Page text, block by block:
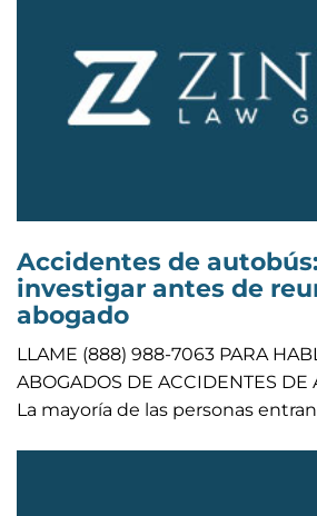
Accidentes de
investigar antes de
abogado
LLAME (888) 988-7063 PARA
ABOGADOS DE ACCIDENTES DE
La mayoría de las personas